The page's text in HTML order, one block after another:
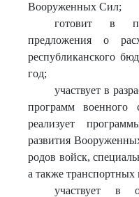
Вооруженных Сил;
готовит в
предложения о
республиканского
год;
участвует в
программ военного
реализует
развития
родов войск,
а также транспортных
участвует в